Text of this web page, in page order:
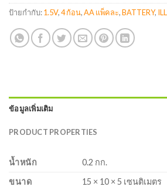
ป้ายกำกับ:1.5V,4 ก้อน,AA แพ็คละ,BATTERY,
ข้อมูลเพิ่มเติม
PRODUCT PROPERTIES
น้ำหนัก
0.2 กก.
ขนาด
15 × 10 × 5 เซนติเมตร